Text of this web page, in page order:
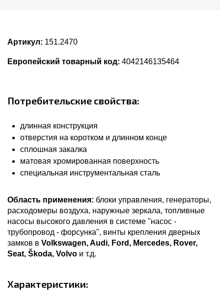
Артикул: 151.2470
Европейский товарный код: 4042146135464
Потребительские свойства:
длинная конструкция
отверстия на коротком и длинном конце
сплошная закалка
матовая хромированная поверхность
специальная инструментальная сталь
Область применения: блоки управления, генераторы,
расходомеры воздуха, наружные зеркала, топливные
насосы высокого давления в системе "насос -
трубопровод - форсунка", винты крепления дверных
замков в Volkswagen, Audi, Ford, Mercedes, Rover,
Seat, Škoda, Volvo и т.д.
Характеристики: